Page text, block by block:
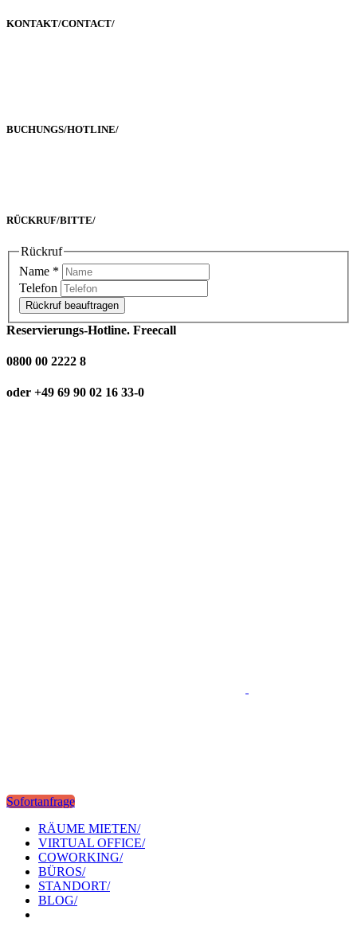
KONTAKT/CONTACT/
BUCHUNGS/HOTLINE/
RÜCKRUF/BITTE/
Rückruf
Name *
Telefon
Rückruf beauftragen
Reservierungs-Hotline. Freecall
0800 00 2222 8
oder +49 69 90 02 16 33-0
Sofortanfrage
RÄUME MIETEN/
VIRTUAL OFFICE/
COWORKING/
BÜROS/
STANDORT/
BLOG/